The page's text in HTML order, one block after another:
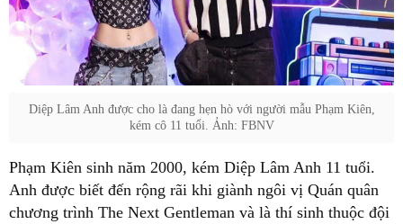
Diệp Lâm Anh được cho là đang hẹn hò với người mẫu Phạm Kiên,
kém cô 11 tuổi. Ảnh: FBNV
Phạm Kiên sinh năm 2000, kém Diệp Lâm Anh 11 tuổi.
Anh được biết đến rộng rãi khi giành ngôi vị Quán quân
chương trình The Next Gentleman và là thí sinh thuộc đội